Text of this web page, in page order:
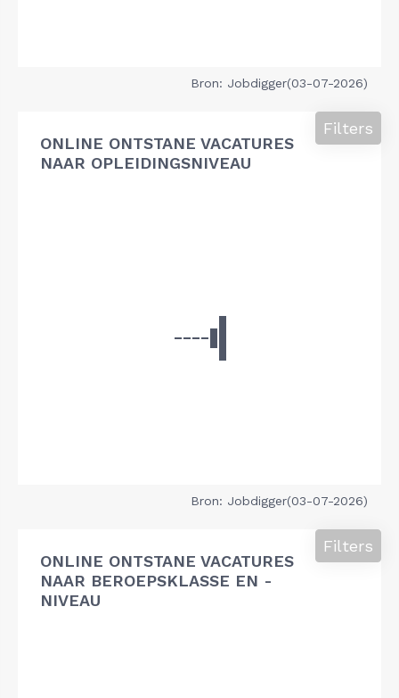
Bron: Jobdigger(03-07-2026)
ONLINE ONTSTANE VACATURES
NAAR OPLEIDINGSNIVEAU
Filters
Bron: Jobdigger(03-07-2026)
ONLINE ONTSTANE VACATURES
NAAR BEROEPSKLASSE EN -
NIVEAU
Filters